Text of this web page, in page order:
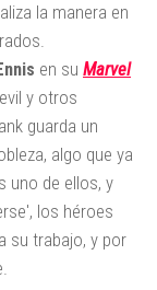
la manera en
en su Marvel
y otros
guarda un
algo que ya
uno de ellos, y
los héroes
su trabajo, y por